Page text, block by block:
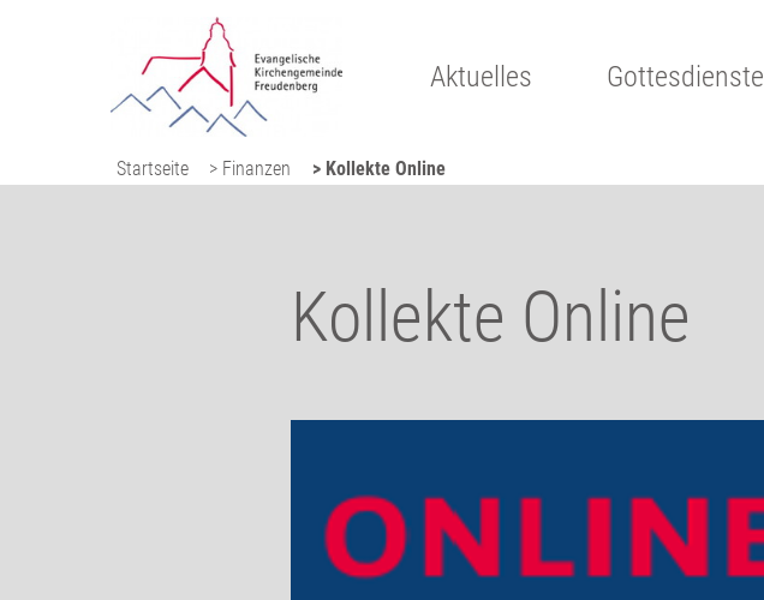
Aktuelles Gottesdienste
Startseite > Finanzen > Kollekte Online
Kollekte Online